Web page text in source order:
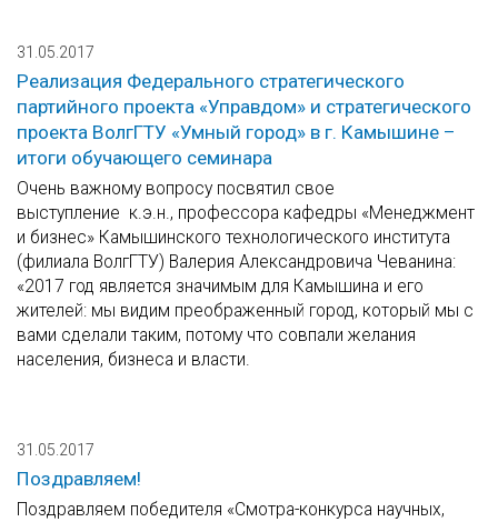
31.05.2017
Реализация Федерального стратегического
партийного проекта «Управдом» и стратегического
проекта ВолгГТУ «Умный город» в г. Камышине –
итоги обучающего семинара
Очень важному вопросу посвятил свое
выступление к.э.н., профессора кафедры «Менеджмент
и бизнес» Камышинского технологического института
(филиала ВолгГТУ) Валерия Александровича Чеванина:
«2017 год является значимым для Камышина и его
жителей: мы видим преображенный город, который мы с
вами сделали таким, потому что совпали желания
населения, бизнеса и власти.
31.05.2017
Поздравляем!
Поздравляем победителя «Смотра-конкурса научных,